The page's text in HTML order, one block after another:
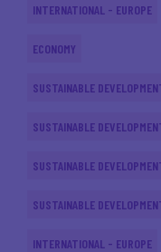
INTERNATIONAL - EUROPE
ECONOMY
SUSTAINABLE
SUSTAINABLE
SUSTAINABLE
SUSTAINABLE
INTERNATIONAL - EUROPE